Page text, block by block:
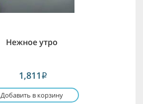
Нежное утро
1,811 i
Добавить в корзину